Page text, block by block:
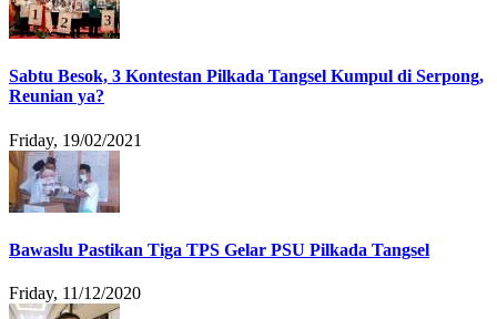
Sabtu Besok, 3 Kontestan Pilkada Tangsel Kumpul di Serpong,
Reunian ya?
Friday, 19/02/2021
Bawaslu Pastikan Tiga TPS Gelar PSU Pilkada Tangsel
Friday, 11/12/2020